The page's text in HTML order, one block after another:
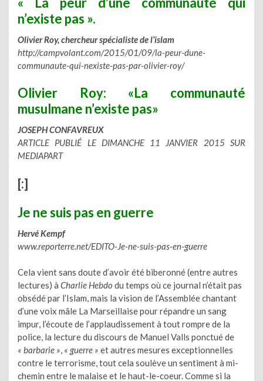
n’existe pas ».
Olivier Roy, chercheur spécialiste de l’islam
http://campvolant.com/2015/01/09/la-peur-dune-
communaute-qui-nexiste-pas-par-olivier-roy/
Olivier Roy: «La communauté
musulmane n’existe pas»
JOSEPH CONFAVREUX
ARTICLE PUBLIÉ LE DIMANCHE 11 JANVIER 2015 SUR
MEDIAPART
[:]
Je ne suis pas en guerre
Hervé Kempf
www.reporterre.net/EDITO-Je-ne-suis-pas-en-guerre
Cela vient sans doute d’avoir été biberonné (entre autres
lectures) à Charlie Hebdo du temps où ce journal n’était pas
obsédé par l’Islam, mais la vision de l’Assemblée chantant
d’une voix mâle La Marseillaise pour répandre un sang
impur, l’écoute de l’applaudissement à tout rompre de la
police, la lecture du discours de Manuel Valls ponctué de
« barbarie », « guerre » et autres mesures exceptionnelles
contre le terrorisme, tout cela soulève un sentiment à mi-
chemin entre le malaise et le haut-le-coeur. Comme si la